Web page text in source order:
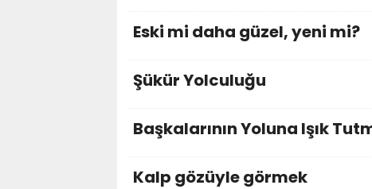
Eski mi daha güzel, yeni mi?
Şükür Yolculuğu
Başkalarının Yoluna Işık
Kalp gözüyle görmek